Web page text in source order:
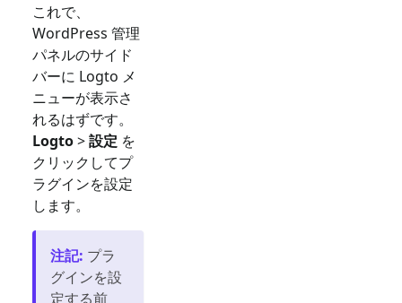
これで、
WordPress 管理
パネルのサイド
バーに Logto メ
ニューが表示さ
れるはずです。
Logto>設定 を
クリックしてプ
ラグインを設定
します。
注記: プラ
グインを設
定する前